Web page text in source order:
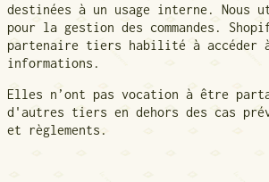
destinées à un usage interne. Nous
pour la gestion des commandes.
partenaire tiers habilité à accéder
informations.
Elles n’ont pas vocation à être
d'autres tiers en dehors des cas
et règlements.